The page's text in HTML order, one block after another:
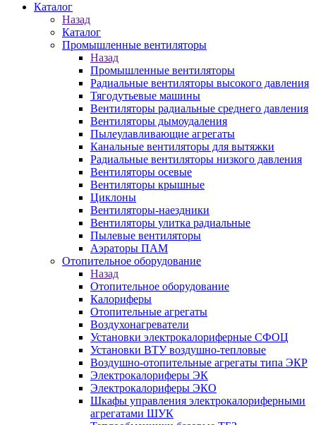
Каталог
Назад
Каталог
Промышленные вентиляторы
Назад
Промышленные вентиляторы
Радиальные вентиляторы высокого давления
Тягодутьевые машины
Вентиляторы радиальные среднего давления
Вентиляторы дымоудаления
Пылеулавливающие агрегаты
Канальные вентиляторы для вытяжки
Радиальные вентиляторы низкого давления
Вентиляторы осевые
Вентиляторы крышные
Циклоны
Вентиляторы-наездники
Вентиляторы улитка радиальные
Пылевые вентиляторы
Аэраторы ПАМ
Отопительное оборудование
Назад
Отопительное оборудование
Калориферы
Отопительные агрегаты
Воздухонагреватели
Установки электрокалориферные СФОЦ
Установки ВТУ воздушно-тепловые
Воздушно-отопительные агрегаты типа ЭКР
Электрокалориферы ЭК
Электрокалориферы ЭКО
Шкафы управления электрокалориферными
агрегатами ШУК